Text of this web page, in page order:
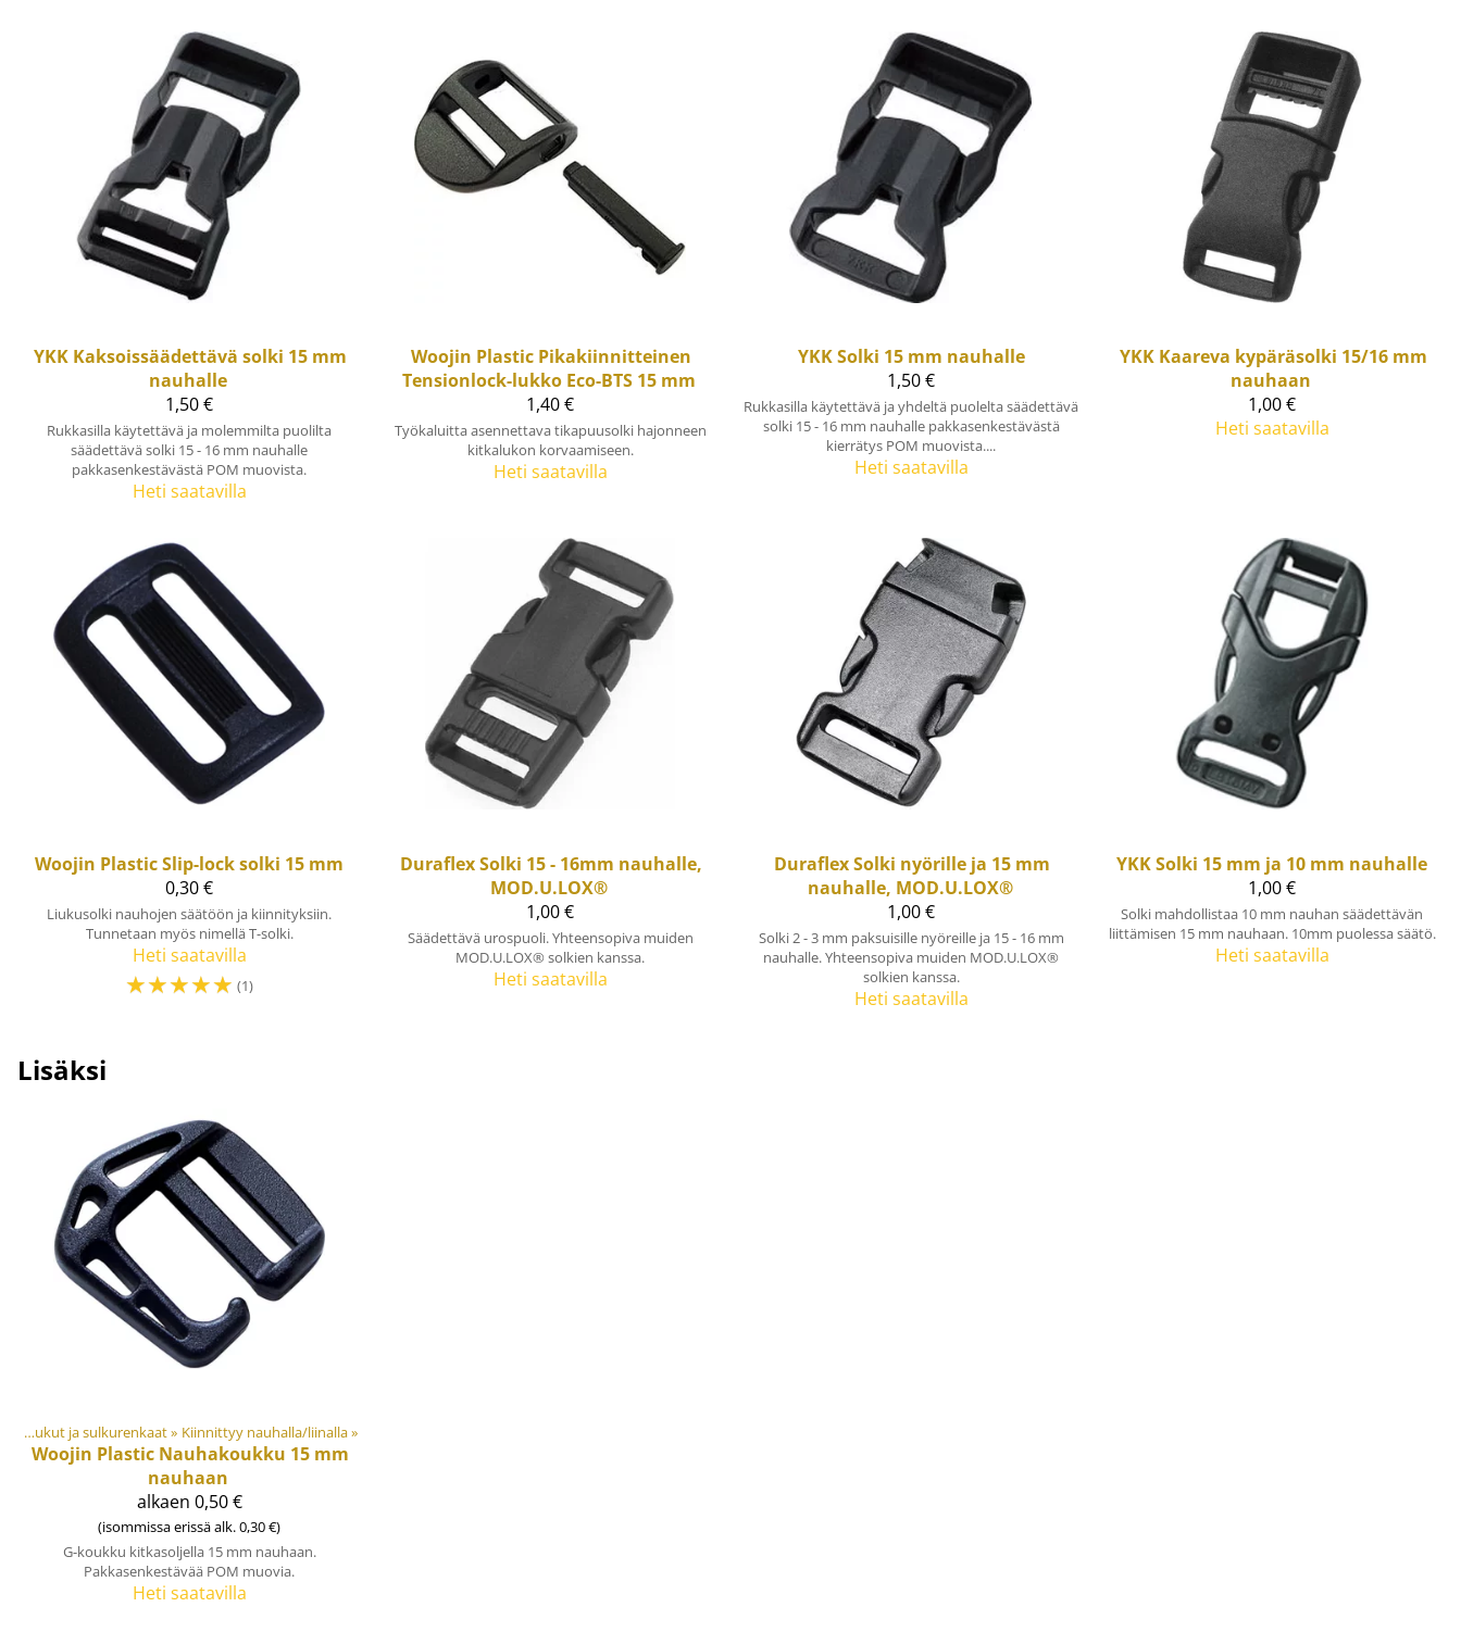
YKK Kaksoissäädettävä solki 15 mm
nauhalle
1,50 €
Rukkasilla käytettävä ja molemmilta puolilta
säädettävä solki 15 - 16 mm nauhalle
pakkasenkestävästä POM muovista.
Heti saatavilla
Woojin Plastic Pikakiinnitteinen
Tensionlock-lukko Eco-BTS 15 mm
1,40 €
Työkaluitta asennettava tikapuusolki hajonneen
kitkalukon korvaamiseen.
Heti saatavilla
YKK Solki 15 mm nauhalle
1,50 €
Rukkasilla käytettävä ja yhdeltä puolelta säädettävä
solki 15 - 16 mm nauhalle pakkasenkestävästä
kierrätys POM muovista....
Heti saatavilla
YKK Kaareva kypäräsolki 15/16 mm
nauhaan
1,00 €
Heti saatavilla
Woojin PlasticSlip-lock solki 15 mm
0,30 €
Liukusolki nauhojen säätöön ja kiinnityksiin.
Tunnetaan myös nimellä T-solki.
Heti saatavilla
☆☆☆☆☆ (1)
DuraflexSolki 15 - 16mm nauhalle,
MOD.U.LOX®
1,00 €
Säädettävä urospuoli. Yhteensopiva muiden
MOD.U.LOX® solkien kanssa.
Heti saatavilla
DuraflexSolki nyörille ja 15 mm
nauhalle, MOD.U.LOX®
1,00 €
Solki 2 - 3 mm paksuisille nyöreille ja 15 - 16 mm
nauhalle. Yhteensopiva muiden MOD.U.LOX®
solkien kanssa.
Heti saatavilla
YKKSolki 15 mm ja 10 mm nauhalle
1,00 €
Solki mahdollistaa 10 mm nauhan säädettävän
liittämisen 15 mm nauhaan. 10mm puolessa säätö.
Heti saatavilla
Lisäksi
Koukut ja sulkurenkaat‪» Kiinnittyy nauhalla/liinalla‪»
Woojin Plastic Nauhakoukku 15 mm
nauhaan
alkaen 0,50 €
(isommissa erissä alk. 0,30 €)
G-koukku kitkasoljella 15 mm nauhaan.
Pakkasenkestävää POM muovia.
Heti saatavilla